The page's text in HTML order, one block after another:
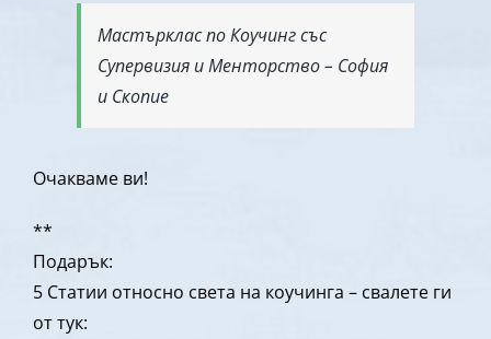
Мастърклас по Коучинг със
Супервизия и Менторство – София
и Скопие
Очакваме ви!
**
Подарък:
5 Статии относно света на коучинга – свалете ги
от тук: